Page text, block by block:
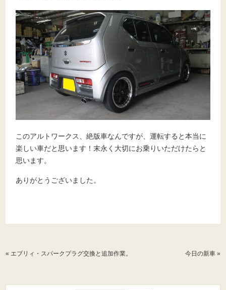
このアルトワークス、絶版車なんですが、運転すると本当に
楽しい車だと思います！末永く大切にお乗りいただけたらと
思います。
ありがとうございました。
« エブリィ・スパークプラグ交換と追加作業。 今日の新車»